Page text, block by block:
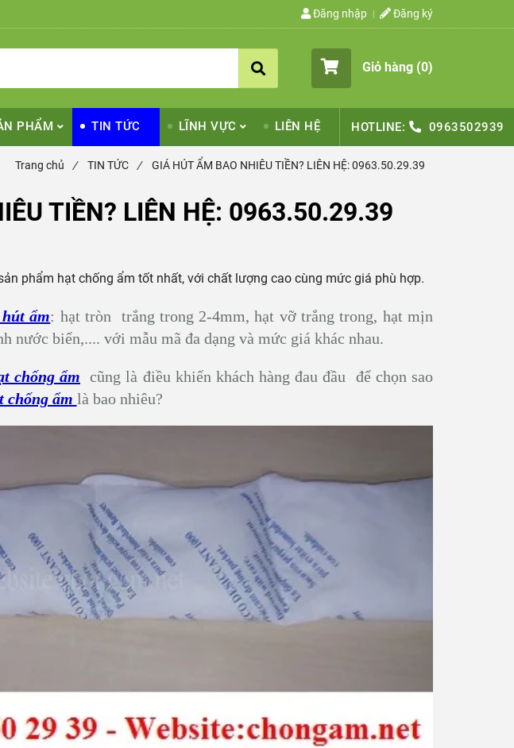
Đăng nhập Đăng ký
Giỏ hàng (0)
PHẨM TIN TỨC LĨNH VỰC LIÊN HỆ HOTLINE: 0963502939
Trang chủ / TIN TỨC / GIÁ HÚT ẨM BAO NHIÊU TIỀN? LIÊN HỆ: 0963.50.29.39
TIỀN? LIÊN HỆ: 0963.50.29.39
phẩm hạt chống ẩm tốt nhất, với chất lượng cao cùng mức giá phù hợp.
ẩm: hạt tròn trắng trong 2-4mm, hạt vỡ trắng trong, hạt mịn
nước biển,.... với mẫu mã đa dạng và mức giá khác nhau.
chống ẩm cũng là điều khiến khách hàng đau đầu để chọn sao
chống ẩm là bao nhiêu?